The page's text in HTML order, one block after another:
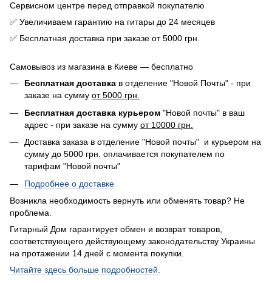
Сервисном центре перед отправкой покупателю
✅ Увеличиваем гарантию на гитары до 24 месяцев
✅ Бесплатная доставка при заказе от 5000 грн.
Самовывоз из магазина в Киеве — бесплатно
Бесплатная доставка в отделение "Новой Почты" - при
заказе на сумму от 5000 грн.
Бесплатная доставка курьером "Новой почты" в ваш
адрес - при заказе на сумму от 10000 грн.
Доставка заказа в отделение "Новой почты" и курьером на
сумму до 5000 грн. оплачивается покупателем по
тарифам "Новой почты"
Подробнее о доставке
Возникла необходимость вернуть или обменять товар? Не
проблема.
Гитарный Дом гарантирует обмен и возврат товаров,
соответствующего действующему законодательству Украины
на протажении 14 дней с момента покупки.
Читайте здесь больше подробностей.